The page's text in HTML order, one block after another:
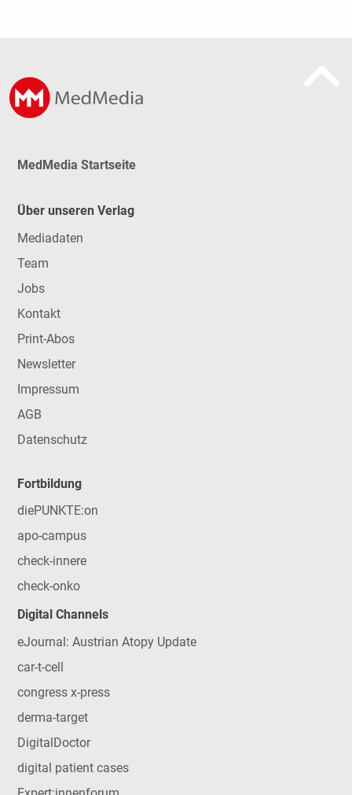
MedMedia Startseite
Über unseren Verlag
Mediadaten
Team
Jobs
Kontakt
Print-Abos
Newsletter
Impressum
AGB
Datenschutz
Fortbildung
diePUNKTE:on
apo-campus
check-innere
check-onko
Digital Channels
eJournal: Austrian Atopy Update
car-t-cell
congress x-press
derma-target
DigitalDoctor
digital patient cases